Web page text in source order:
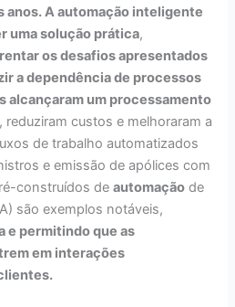
A automação inteligente
uma solução prática,
os desafios apresentados
a dependência de processos
alcançaram um processamento
, reduziram custos e melhoraram a
de trabalho automatizados
e emissão de apólices com
construídos deautomação de
são exemplos notáveis,
e permitindo que as
em interações